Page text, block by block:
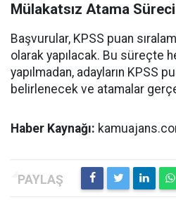
Mülakatsız Atama Süreci
Başvurular, KPSS puan
olarak yapılacak. Bu süreçte
yapılmadan, adayların KPSS
belirlenecek ve atamalar
Haber Kaynağı: